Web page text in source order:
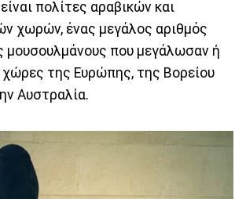
πολίτες αραβικών και
χωρών, ένας μεγάλος αριθμός
μουσουλμάνους που μεγάλωσαν ή
χώρες της Ευρώπης, της Βορείου
Αυστραλία.